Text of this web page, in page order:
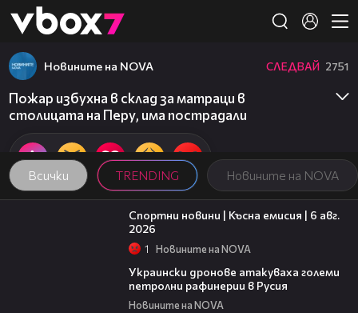
👾
Всички TRENDING Новините на NOVA
Новините на NOVA СЛЕДВАЙ 2751
Пожар избухна в склад за матраци в
столицата на Перу, има пострадали
04:51
Спортни новини | Късна емисия | 6 авг.
2026
1 Новините на NOVA
Украински дронове атакуваха големи
петролни рафинерии в Русия
Новините на NOVA